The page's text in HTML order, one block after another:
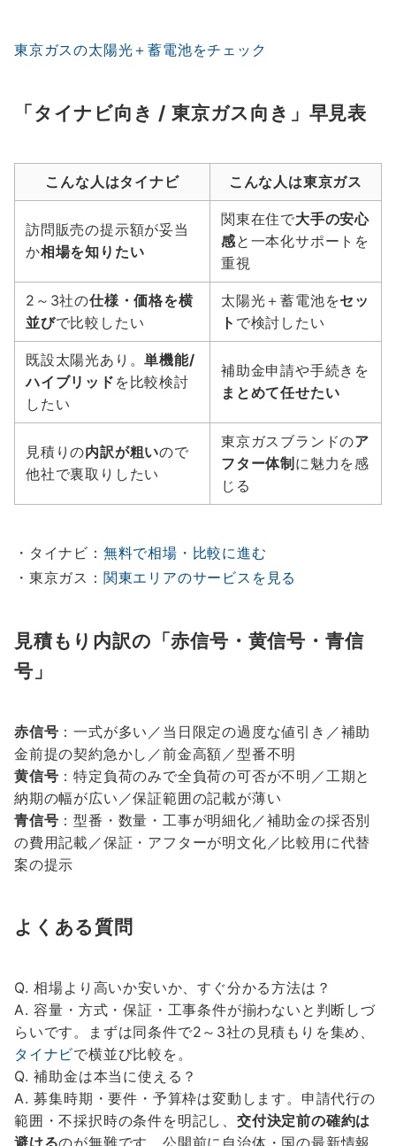
東京ガスの太陽光＋蓄電池をチェック
「タイナビ向き / 東京ガス向き」早見表
こんな人はタイナビ こんな人は東京ガス
訪問販売の提示額が妥当
か相場を知りたい
関東在住で大手の安心
感と一本化サポートを
重視
2～3社の仕様・価格を横
並びで比較したい
太陽光＋蓄電池をセッ
ト で検討したい
既設太陽光あり。単機能/
ハイブリッド を比較検討
したい
補助金申請や手続きを
まとめて任せたい
見積りの内訳が粗いので
他社で裏取りしたい
東京ガスブランドのア
フター体制 に魅力を感
じる
・タイナビ： 無料で相場・比較に進む
・東京ガス： 関東エリアのサービスを見る
見積もり内訳の「赤信号・黄信号・青信
号」
赤信号 ：一式が多い／当日限定の過度な値引き／補助
金前提の契約急かし／前金高額／型番不明
黄信号 ：特定負荷のみで全負荷の可否が不明／工期と
納期の幅が広い／保証範囲の記載が薄い
青信号 ：型番・数量・工事が明細化／補助金の採否別
の費用記載／保証・アフターが明文化／比較用に代替
案の提示
よくある質問
Q. 相場より高いか安いか、すぐ分かる方法は？
A. 容量・方式・保証・工事条件が揃わないと判断しづ
らいです。まずは同条件で2～3社の見積もりを集め、
タイナビで横並び比較を。
Q. 補助金は本当に使える？
A. 募集時期・要件・予算枠は変動します。申請代行の
範囲・不採択時の条件を明記し、 交付決定前の確約は